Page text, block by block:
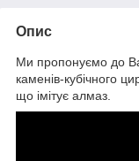
Опис
Ми пропонуємо до
каменів-кубічного
що імітує алмаз.